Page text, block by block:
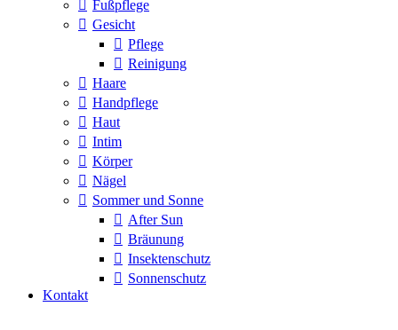
Fußpflege
Gesicht
Pflege
Reinigung
Haare
Handpflege
Haut
Intim
Körper
Nägel
Sommer und Sonne
After Sun
Bräunung
Insektenschutz
Sonnenschutz
Kontakt